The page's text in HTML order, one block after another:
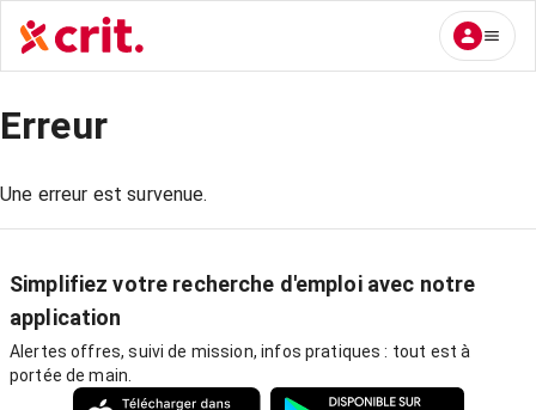
Erreur
Une erreur est survenue.
Simplifiez votre recherche d'emploi avec notre
application
Alertes offres, suivi de mission, infos pratiques : tout est à
portée de main.